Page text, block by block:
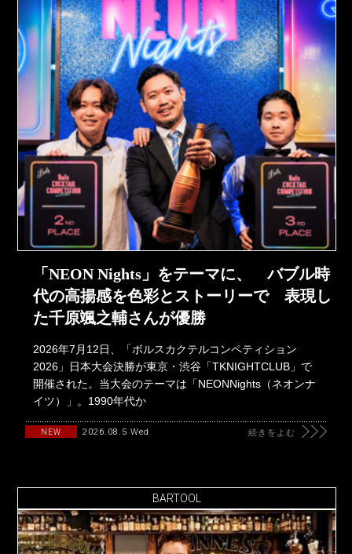
「NEON Nights」をテーマに、 バブル時
代の高揚感を色彩とストーリーで 表現し
た千原颯之輔さんが優勝
2026年7月12日、「ボルスカクテルコンペティション
2026」日本大会決勝が東京・渋谷「TKNIGHTCLUB」で
開催された。当大会のテーマは「NEONNights（ネオンナ
イツ）」。1990年代か
NEW 2026.08.5 Wed 続きをよむ
BARTOOL